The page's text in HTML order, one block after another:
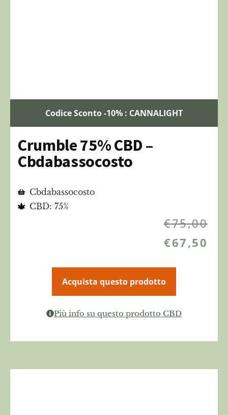
Codice Sconto -10% : CANNALIGHT
Crumble 75% CBD –
Cbdabassocosto
Cbdabassocosto
CBD: 75%
€75,00
€67,50
Acquista questo prodotto
Più info su questo prodotto CBD